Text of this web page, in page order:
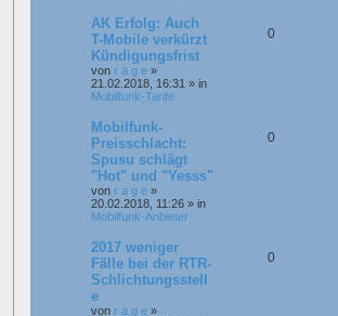
AK Erfolg: Auch
T-Mobile verkürzt
Kündigungsfrist
von r a g e »
21.02.2018, 16:31 » in
Mobilfunk-Tarife
0
Mobilfunk-
Preisschlacht:
Spusu schlägt
"Hot" und "Yesss"
von r a g e »
20.02.2018, 11:26 » in
Mobilfunk-Anbieter
0
2017 weniger
Fälle bei der RTR-
Schlichtungsstell
e
von r a g e »
0